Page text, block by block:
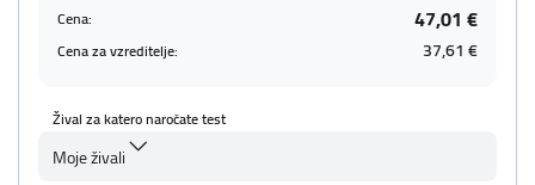
Cena: 47,01 €
Cena za vzreditelje: 37,61 €
Žival za katero naročate test
Moje živali